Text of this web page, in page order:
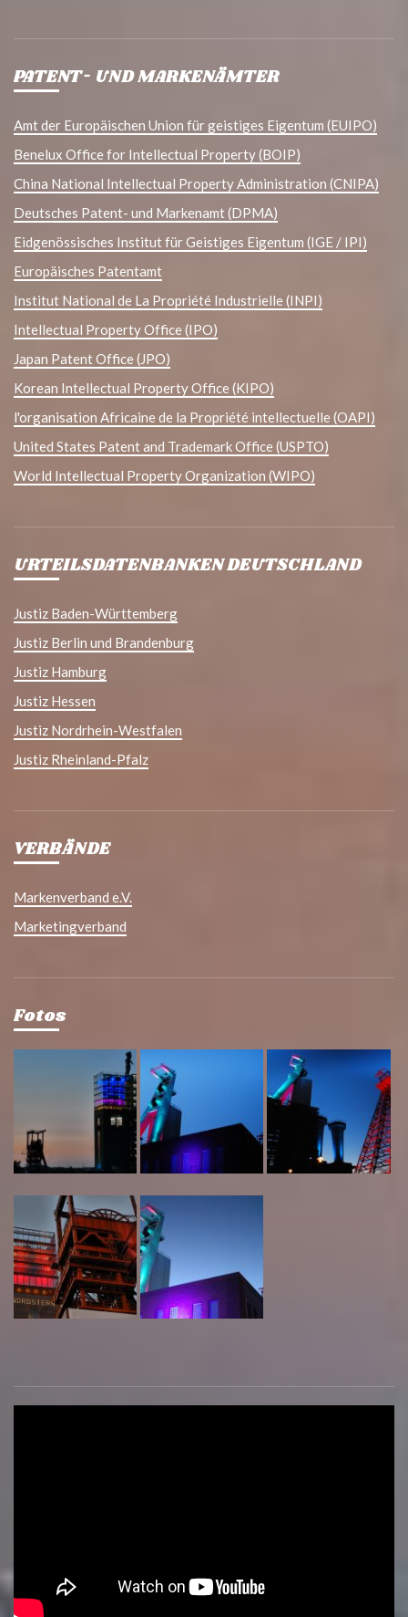
PATENT- UND MARKENÄMTER
Amt der Europäischen Union für geistiges Eigentum (EUIPO)
Benelux Office for Intellectual Property (BOIP)
China National Intellectual Property Administration (CNIPA)
Deutsches Patent- und Markenamt (DPMA)
Eidgenössisches Institut für Geistiges Eigentum (IGE / IPI)
Europäisches Patentamt
Institut National de La Propriété Industrielle (INPI)
Intellectual Property Office (IPO)
Japan Patent Office (JPO)
Korean Intellectual Property Office (KIPO)
l'organisation Africaine de la Propriété intellectuelle (OAPI)
United States Patent and Trademark Office (USPTO)
World Intellectual Property Organization (WIPO)
URTEILSDATENBANKEN DEUTSCHLAND
Justiz Baden-Württemberg
Justiz Berlin und Brandenburg
Justiz Hamburg
Justiz Hessen
Justiz Nordrhein-Westfalen
Justiz Rheinland-Pfalz
VERBÄNDE
Markenverband e.V.
Marketingverband
Fotos